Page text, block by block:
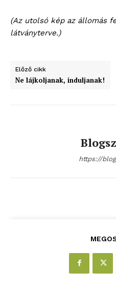
(Az utolsó kép az állomás
látványterve.)
Előző cikk
Ne lájkoljanak, induljanak!
https://